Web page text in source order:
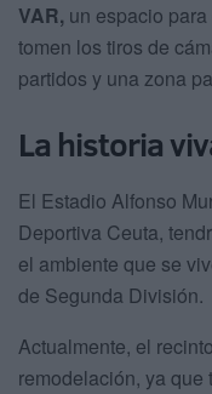
VAR, un espacio
tomen los tiros de
partidos y una zona
La historia
El Estadio Alfonso
Deportiva Ceuta,
el ambiente que se
de Segunda División.
Actualmente, el
remodelación, ya